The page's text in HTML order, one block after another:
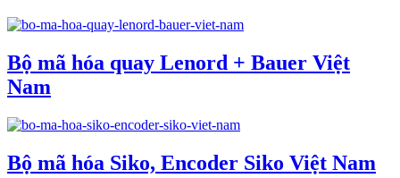
Bộ mã hóa quay Lenord + Bauer Việt
Nam
Bộ mã hóa Siko, Encoder Siko Việt Nam